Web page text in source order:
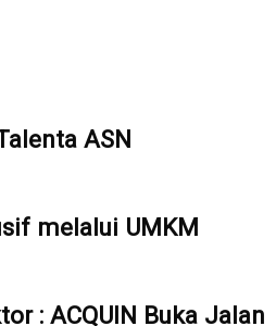
ASN
melalui UMKM
: ACQUIN Buka Jalan